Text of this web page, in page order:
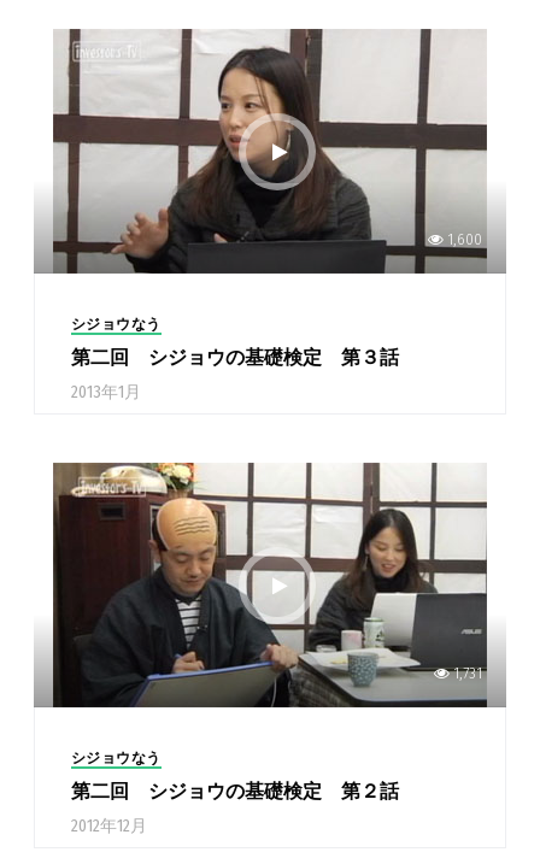
1,600
シジョウなう
第二回 シジョウの基礎検定 第３話
2013年1月
1,731
シジョウなう
第二回 シジョウの基礎検定 第２話
2012年12月